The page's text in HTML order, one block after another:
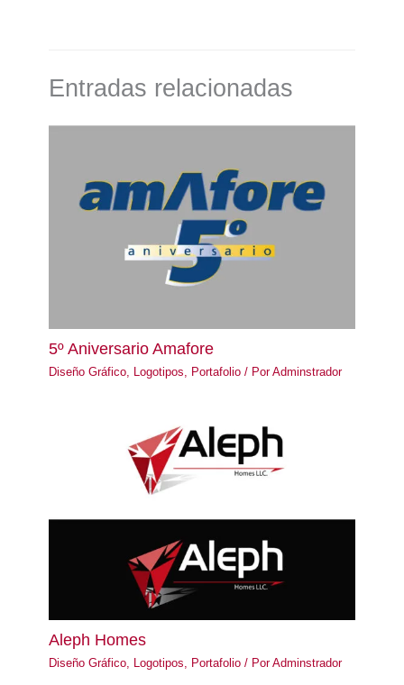
Entradas relacionadas
5º Aniversario Amafore
Diseño Gráfico Logotipos Portafolio / PorAdminstrador
Aleph Homes
Diseño Gráfico Logotipos Portafolio / PorAdminstrador